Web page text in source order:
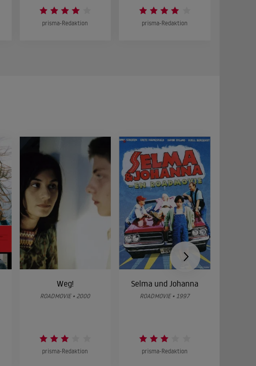
prisma-Redaktion prisma-Redaktion
Weg!
ROADMOVIE • 2000
prisma-Redaktion
Selma und Johanna
ROADMOVIE • 1997
prisma-Redaktion